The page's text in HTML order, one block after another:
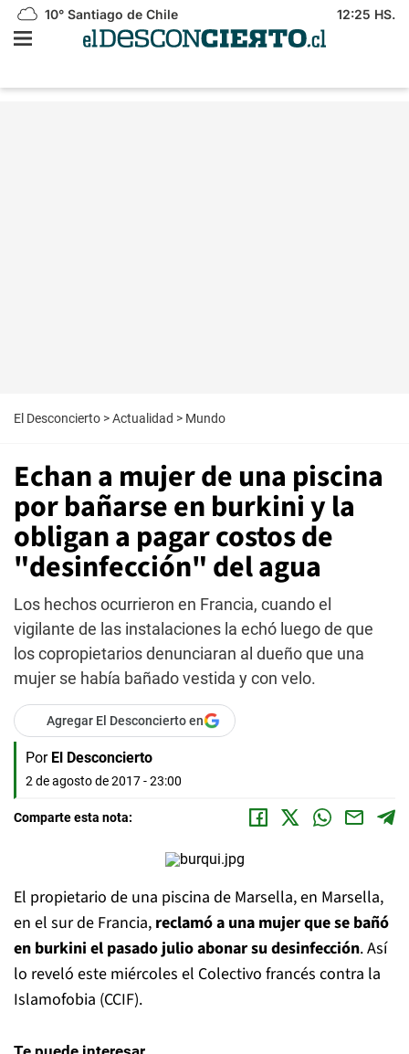
10° Santiago de Chile 12:25 HS.
El Desconcierto >Actualidad > Mundo
Echan a mujer de una piscina
por bañarse en burkini y la
obligan a pagar costos de
"desinfección" del agua
Los hechos ocurrieron en Francia, cuando el
vigilante de las instalaciones la echó luego de que
los copropietarios denunciaran al dueño que una
mujer se había bañado vestida y con velo.
Agregar El Desconcierto en
Por El Desconcierto
2 de agosto de 2017 - 23:00
Comparte esta nota:
El propietario de una piscina de Marsella, en Marsella,
en el sur de Francia, reclamó a una mujer que se bañó
en burkini el pasado julio abonar su desinfección. Así
lo reveló este miércoles el Colectivo francés contra la
Islamofobia (CCIF).